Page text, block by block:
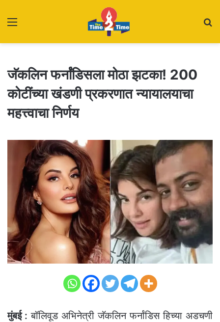
जॅकलिन फर्नांडिसला मोठा झटका! 200
कोटींच्या खंडणी प्रकरणात न्यायालयाचा
महत्त्वाचा निर्णय
मुंबई : बॉलिवूड अभिनेत्री जॅकलिन फर्नांडिस हिच्या अडचणी